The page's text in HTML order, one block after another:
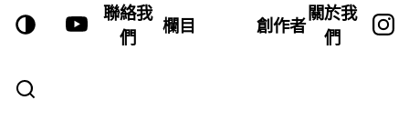
聯絡我
們
欄目 創作者
關於我
們